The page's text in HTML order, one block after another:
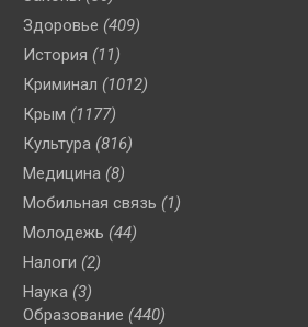
Здоровье (409)
История (11)
Криминал (1012)
Крым (1177)
Культура (816)
Медицина (8)
Мобильная связь (1)
Молодежь (44)
Налоги (2)
Наука (3)
Образование (440)